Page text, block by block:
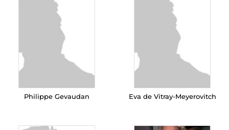
Philippe Gevaudan Eva de Vitray-Meyerovitch